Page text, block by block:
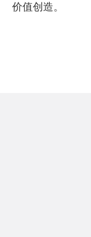
价值创造。